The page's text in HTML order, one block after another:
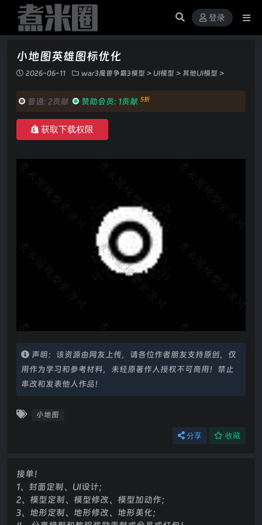
登录
小地图英雄图标优化
2026-06-11 war3魔兽争霸3模型 > UI模型 > 其他UI模型 >
普通: 2贡献 赞助会员: 1贡献 5折
获取下载权限
声明：该资源由网友上传，请各位作者朋友支持原创，仅
用作为学习和参考材料，未经原著作人授权不可商用！禁止
串改和发表他人作品！
小地图
分享 收藏
接单！
1、封面定制、UI设计；
2、模型定制、模型修改、模型加动作；
3、地形定制、地形修改、地形美化；